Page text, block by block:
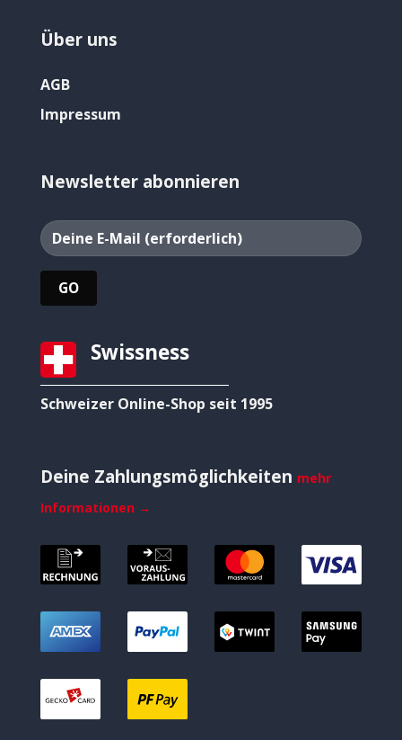
Über uns
AGB
Impressum
Newsletter abonnieren
Swissness
Schweizer Online-Shop seit 1995
Deine Zahlungsmöglichkeiten mehr
Informationen →